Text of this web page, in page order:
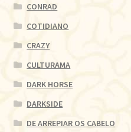
CONRAD
COTIDIANO
CRAZY
CULTURAMA
DARK HORSE
DARKSIDE
DE ARREPIAR OS CABELO